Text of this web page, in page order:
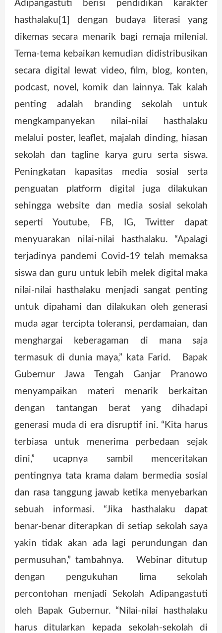
Adipangastuti berisi pendidikan karakter
hasthalaku[1] dengan budaya literasi yang
dikemas secara menarik bagi remaja milenial.
Tema-tema kebaikan kemudian didistribusikan
secara digital lewat video, film, blog, konten,
podcast, novel, komik dan lainnya. Tak kalah
penting adalah branding sekolah untuk
mengkampanyekan nilai-nilai hasthalaku
melalui poster, leaflet, majalah dinding, hiasan
sekolah dan tagline karya guru serta siswa.
Peningkatan kapasitas media sosial serta
penguatan platform digital juga dilakukan
sehingga website dan media sosial sekolah
seperti Youtube, FB, IG, Twitter dapat
menyuarakan nilai-nilai hasthalaku. “Apalagi
terjadinya pandemi Covid-19 telah memaksa
siswa dan guru untuk lebih melek digital maka
nilai-nilai hasthalaku menjadi sangat penting
untuk dipahami dan dilakukan oleh generasi
muda agar tercipta toleransi, perdamaian, dan
menghargai keberagaman di mana saja
termasuk di dunia maya,” kata Farid. Bapak
Gubernur Jawa Tengah Ganjar Pranowo
menyampaikan materi menarik berkaitan
dengan tantangan berat yang dihadapi
generasi muda di era disruptif ini. “Kita harus
terbiasa untuk menerima perbedaan sejak
dini,” ucapnya sambil menceritakan
pentingnya tata krama dalam bermedia sosial
dan rasa tanggung jawab ketika menyebarkan
sebuah informasi. “Jika hasthalaku dapat
benar-benar diterapkan di setiap sekolah saya
yakin tidak akan ada lagi perundungan dan
permusuhan,” tambahnya. Webinar ditutup
dengan pengukuhan lima sekolah
percontohan menjadi Sekolah Adipangastuti
oleh Bapak Gubernur. “Nilai-nilai hasthalaku
harus ditularkan kepada sekolah-sekolah di